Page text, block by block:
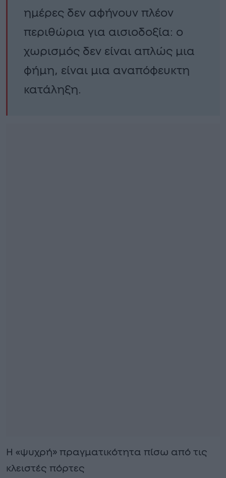
ημέρες δεν αφήνουν πλέον
περιθώρια για αισιοδοξία: ο
χωρισμός δεν είναι απλώς μια
φήμη, είναι μια αναπόφευκτη
κατάληξη.
Η «ψυχρή» πραγματικότητα πίσω από τις
κλειστές πόρτες